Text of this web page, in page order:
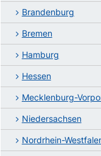
Brandenburg
Bremen
Hamburg
Hessen
Mecklenburg-
Niedersachsen
Nordrhein-